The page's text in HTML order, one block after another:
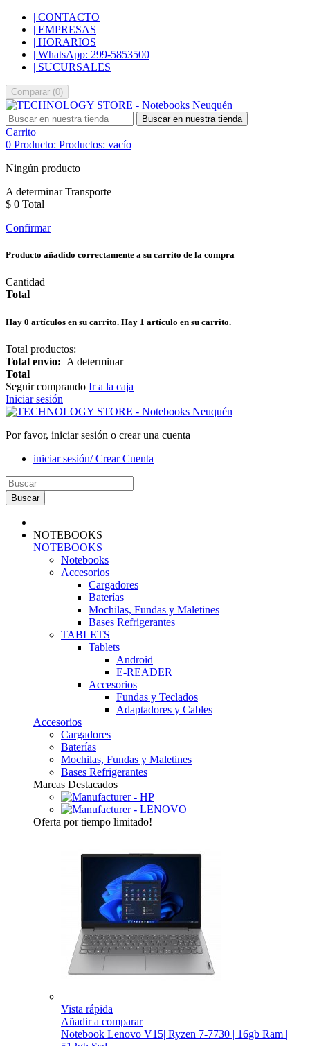
| CONTACTO
| EMPRESAS
| HORARIOS
| WhatsApp: 299-5853500
| SUCURSALES
Comparar (0)
Buscar en nuestra tienda
Carrito
0 Producto: Productos: vacío
Ningún producto
A determinarTransporte
$ 0 Total
Confirmar
Producto añadido correctamente a su carrito de la compra
Cantidad
Total
Hay 0 artículos en su carrito. Hay 1 artículo en su carrito.
Total productos:
Total envío: A determinar
Total
Seguir comprando Ir a la caja
Iniciar sesión
Por favor, iniciar sesión o crear una cuenta
iniciar sesión/ Crear Cuenta
Buscar
NOTEBOOKS
NOTEBOOKS
Notebooks
Accesorios
Cargadores
Baterías
Mochilas, Fundas y Maletines
Bases Refrigerantes
TABLETS
Tablets
Android
E-READER
Accesorios
Fundas y Teclados
Adaptadores y Cables
Accesorios
Cargadores
Baterías
Mochilas, Fundas y Maletines
Bases Refrigerantes
Marcas Destacados
Oferta por tiempo limitado!
Vista rápida
Añadir a comparar
Notebook Lenovo V15| Ryzen 7-7730 | 16gb Ram |